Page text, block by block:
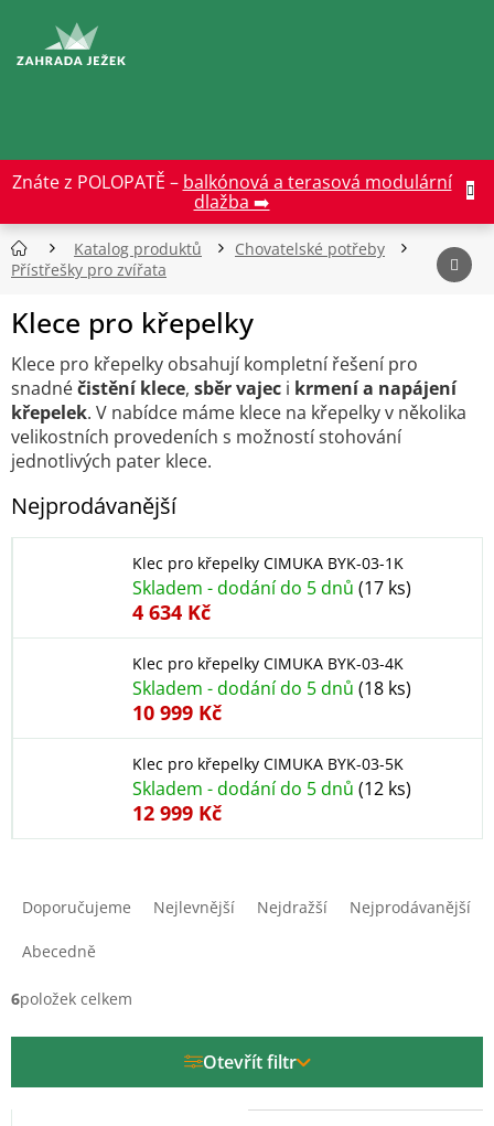
obsah
Znáte z POLOPATĚ – balkónová a terasová modulární
dlažba ➡️
Katalog produktů
Chovatelské potřeby
Přístřešky pro zvířata
Klece pro křepelky
Klece pro křepelky obsahují kompletní řešení pro
snadnéčistění klece, sběr vajec i krmení a napájení
křepelek. V nabídce máme klece na křepelky v několika
velikostních provedeních s možností stohování
jednotlivých pater klece.
Nejprodávanější
Klec pro křepelky CIMUKA BYK-03-1K
Skladem - dodání do 5 dnů (17 ks)
4 634 Kč
Klec pro křepelky CIMUKA BYK-03-4K
Skladem - dodání do 5 dnů (18 ks)
10 999 Kč
Klec pro křepelky CIMUKA BYK-03-5K
Skladem - dodání do 5 dnů (12 ks)
12 999 Kč
í
d
Doporučujeme Nejlevnější Nejdražší Nejprodávanější
Abecedně
6položek celkem
Otevřít filtr
V